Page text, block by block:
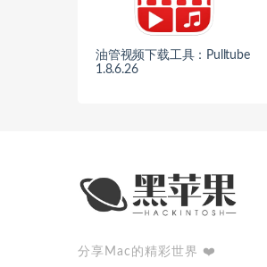
油管视频下载工具：Pulltube
1.8.6.26
分享Mac的精彩世界 ❤️